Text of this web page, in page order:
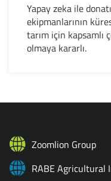
Yapay zeka ile
ekipmanlarının
tarım için kapsamlı
olmaya kararlı.
Zoomlion Group
RABE Agricultural